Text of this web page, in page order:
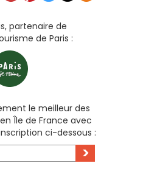
partenaire de
de Paris :
le meilleur des
Île de France avec
ci-dessous :
>